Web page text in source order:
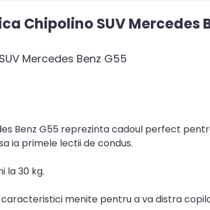
Chipolino SUV Mercedes
Mercedes Benz G55
Benz G55 reprezinta cadoul perfect
ia primele lectii de condus.
la 30 kg.
menite pentru a va distra